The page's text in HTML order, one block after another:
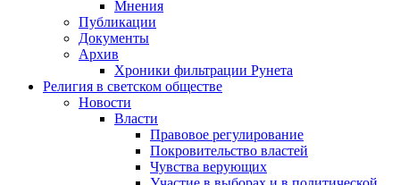
Мнения
Публикации
Документы
Архив
Хроники фильтрации Рунета
Религия в светском обществе
Новости
Власти
Правовое регулирование
Покровительство властей
Чувства верующих